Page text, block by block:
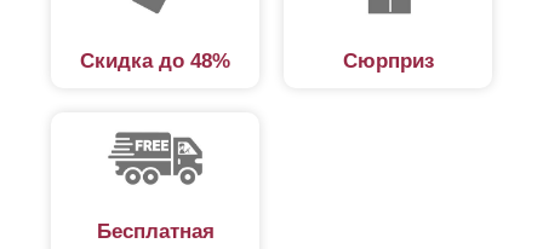
Скидка до 48% Сюрприз
Бесплатная